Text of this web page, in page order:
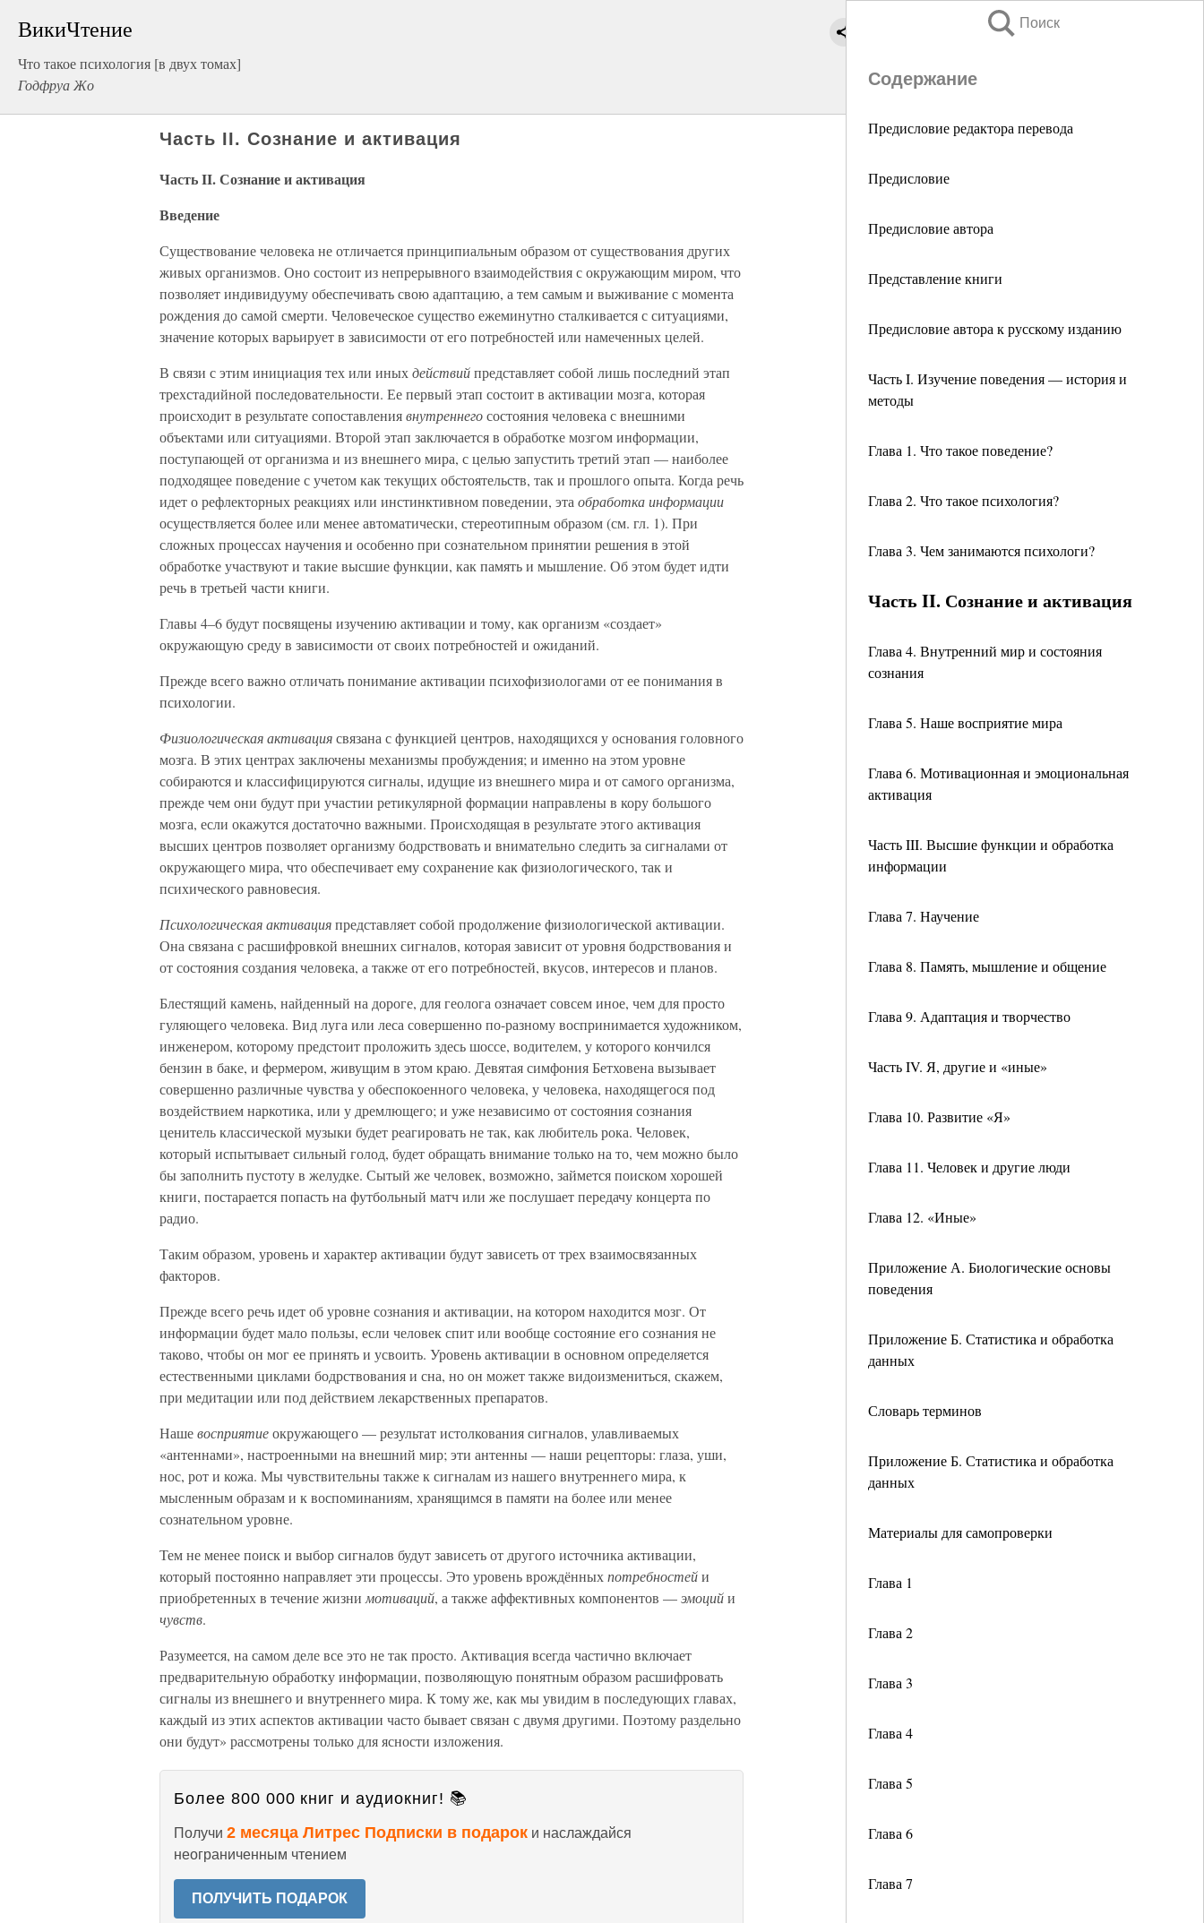
ВикиЧтение
Что такое психология [в двух томах]
Годфруа Жо
Поиск
Содержание
Предисловие редактора перевода
Предисловие
Предисловие автора
Представление книги
Предисловие автора к русскому изданию
Часть I. Изучение поведения — история и
методы
Глава 1. Что такое поведение?
Глава 2. Что такое психология?
Глава 3. Чем занимаются психологи?
Часть II. Сознание и активация
Глава 4. Внутренний мир и состояния
сознания
Глава 5. Наше восприятие мира
Глава 6. Мотивационная и эмоциональная
активация
Часть III. Высшие функции и обработка
информации
Глава 7. Научение
Глава 8. Память, мышление и общение
Глава 9. Адаптация и творчество
Часть IV. Я, другие и «иные»
Глава 10. Развитие «Я»
Глава 11. Человек и другие люди
Глава 12. «Иные»
Приложение А. Биологические основы
поведения
Приложение Б. Статистика и обработка
данных
Словарь терминов
Приложение Б. Статистика и обработка
данных
Материалы для самопроверки
Глава 1
Глава 2
Глава 3
Глава 4
Глава 5
Глава 6
Глава 7
Часть II. Сознание и активация
Часть II. Сознание и активация
Введение
Существование человека не отличается принципиальным образом от существования других
живых организмов. Оно состоит из непрерывного взаимодействия с окружающим миром, что
позволяет индивидууму обеспечивать свою адаптацию, а тем самым и выживание с момента
рождения до самой смерти. Человеческое существо ежеминутно сталкивается с ситуациями,
значение которых варьирует в зависимости от его потребностей или намеченных целей.
В связи с этим инициация тех или иныхдействийпредставляет собой лишь последний этап
трехстадийной последовательности. Ее первый этап состоит в активации мозга, которая
происходит в результате сопоставлениявнутреннегосостояния человека с внешними
объектами или ситуациями. Второй этап заключается в обработке мозгом информации,
поступающей от организма и из внешнего мира, с целью запустить третий этап — наиболее
подходящее поведение с учетом как текущих обстоятельств, так и прошлого опыта. Когда речь
идет о рефлекторных реакциях или инстинктивном поведении, эта обработка информации
осуществляется более или менее автоматически, стереотипным образом (см. гл. 1). При
сложных процессах научения и особенно при сознательном принятии решения в этой
обработке участвуют и такие высшие функции, как память и мышление. Об этом будет идти
речь в третьей части книги.
Главы 4–6 будут посвящены изучению активации и тому, как организм «создает»
окружающую среду в зависимости от своих потребностей и ожиданий.
Прежде всего важно отличать понимание активации психофизиологами от ее понимания в
психологии.
Физиологическая активациясвязана с функцией центров, находящихся у основания головного
мозга. В этих центрах заключены механизмы пробуждения; и именно на этом уровне
собираются и классифицируются сигналы, идущие из внешнего мира и от самого организма,
прежде чем они будут при участии ретикулярной формации направлены в кору большого
мозга, если окажутся достаточно важными. Происходящая в результате этого активация
высших центров позволяет организму бодрствовать и внимательно следить за сигналами от
окружающего мира, что обеспечивает ему сохранение как физиологического, так и
психического равновесия.
Психологическая активацияпредставляет собой продолжение физиологической активации.
Она связана с расшифровкой внешних сигналов, которая зависит от уровня бодрствования и
от состояния создания человека, а также от его потребностей, вкусов, интересов и планов.
Блестящий камень, найденный на дороге, для геолога означает совсем иное, чем для просто
гуляющего человека. Вид луга или леса совершенно по-разному воспринимается художником,
инженером, которому предстоит проложить здесь шоссе, водителем, у которого кончился
бензин в баке, и фермером, живущим в этом краю. Девятая симфония Бетховена вызывает
совершенно различные чувства у обеспокоенного человека, у человека, находящегося под
воздействием наркотика, или у дремлющего; и уже независимо от состояния сознания
ценитель классической музыки будет реагировать не так, как любитель рока. Человек,
который испытывает сильный голод, будет обращать внимание только на то, чем можно было
бы заполнить пустоту в желудке. Сытый же человек, возможно, займется поиском хорошей
книги, постарается попасть на футбольный матч или же послушает передачу концерта по
радио.
Таким образом, уровень и характер активации будут зависеть от трех взаимосвязанных
факторов.
Прежде всего речь идет об уровне сознания и активации, на котором находится мозг. От
информации будет мало пользы, если человек спит или вообще состояние его сознания не
таково, чтобы он мог ее принять и усвоить. Уровень активации в основном определяется
естественными циклами бодрствования и сна, но он может также видоизмениться, скажем,
при медитации или под действием лекарственных препаратов.
Нашевосприятиеокружающего — результат истолкования сигналов, улавливаемых
«антеннами», настроенными на внешний мир; эти антенны — наши рецепторы: глаза, уши,
нос, рот и кожа. Мы чувствительны также к сигналам из нашего внутреннего мира, к
мысленным образам и к воспоминаниям, хранящимся в памяти на более или менее
сознательном уровне.
Тем не менее поиск и выбор сигналов будут зависеть от другого источника активации,
который постоянно направляет эти процессы. Это уровень врождённыхпотребностейи
приобретенных в течение жизни мотиваций, а также аффективных компонентов —эмоцийи
чувств.
Разумеется, на самом деле все это не так просто. Активация всегда частично включает
предварительную обработку информации, позволяющую понятным образом расшифровать
сигналы из внешнего и внутреннего мира. К тому же, как мы увидим в последующих главах,
каждый из этих аспектов активации часто бывает связан с двумя другими. Поэтому раздельно
они будут» рассмотрены только для ясности изложения.
Более 800 000 книг и аудиокниг! 📚
Получи 2 месяца Литрес Подписки в подарок и наслаждайся
неограниченным чтением
ПОЛУЧИТЬ ПОДАРОК